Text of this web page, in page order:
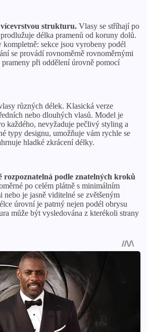
strukturu. Vlasy se stříhají po
délka pramenů od koruny dolů.
sekce jsou vyrobeny podél
se provádí rovnoměrně rovnoměrnými
při oddělení úrovně pomocí
různých délek. Klasická verze
nebo dlouhých vlasů. Model je
každého, nevyžaduje pečlivý styling a
typy designu, umožňuje vám rychle se
hladké zkrácení délky.
rozpoznatelná podle znatelných kroků
po celém plátně s minimálním
je jasně viditelné se zvětšeným
úrovní je patrný nejen podél obrysu
může být vysledována z kterékoli strany